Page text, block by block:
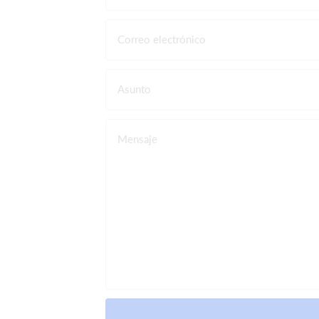
Correo electrónico
Asunto
Mensaje